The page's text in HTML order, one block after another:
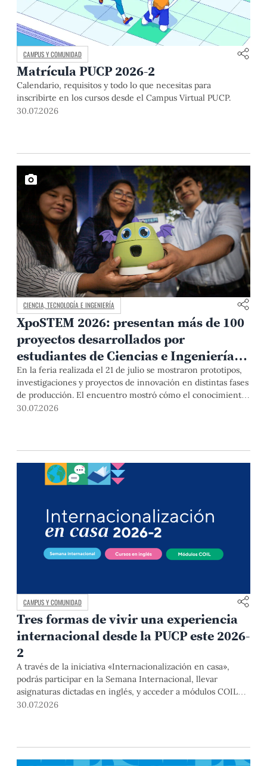
CAMPUS Y COMUNIDAD
Matrícula PUCP 2026-2
Calendario, requisitos y todo lo que necesitas para
inscribirte en los cursos desde el Campus Virtual PUCP.
30.07.2026
CIENCIA, TECNOLOGÍA E INGENIERÍA
XpoSTEM 2026: presentan más de 100
proyectos desarrollados por
estudiantes de Ciencias e Ingeniería
PUCP orientados a atender
necesidades del país
En la feria realizada el 21 de julio se mostraron prototipos,
investigaciones y proyectos de innovación en distintas fases
de producción. El encuentro mostró cómo el conocimiento
adquirido en las aulas puede responder a desafíos concretos
30.07.2026
CAMPUS Y COMUNIDAD
Tres formas de vivir una experiencia
internacional desde la PUCP este 2026-
2
A través de la iniciativa «Internacionalización en casa»,
podrás participar en la Semana Internacional, llevar
asignaturas dictadas en inglés, y acceder a módulos COIL
junto con estudiantes y docentes de universidades
30.07.2026